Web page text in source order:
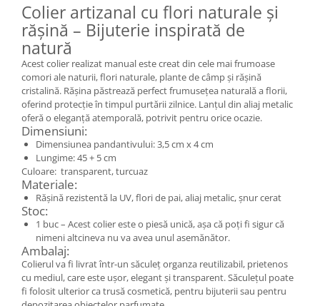
Accesorii păr
Bijuterii din Floarea de colț
Colier / Pandantiv
Cercei
Suport bijuterii
Bijuterii cu cristale naturale
Colier / Pandantiv
Cercei
Brățară
Set bijuterii
Bijuterii din lemn
Colier / Pandantiv
Cercei
Set bijuterii
Brățară
Bijuterii fără metal
Colier artizanal cu flori naturale și
rășină – Bijuterie inspirată de
natură
Acest colier realizat manual este creat din cele mai frumoase
comori ale naturii, flori naturale, plante de câmp și rășină
cristalină. Rășina păstrează perfect frumusețea naturală a florii,
oferind protecție în timpul purtării zilnice. Lanțul din aliaj metalic
oferă o eleganță atemporală, potrivit pentru orice ocazie.
Dimensiuni:
Dimensiunea pandantivului: 3,5 cm x 4 cm
Lungime: 45 + 5 cm
Culoare: transparent, turcuaz
Materiale:
Rășină rezistentă la UV, flori de pai, aliaj metalic, șnur cerat
Stoc:
1 buc – Acest colier este o piesă unică, așa că poți fi sigur că
nimeni altcineva nu va avea unul asemănător.
Ambalaj:
Colierul va fi livrat într-un săculeț organza reutilizabil, prietenos
cu mediul, care este ușor, elegant și transparent. Săculețul poate
fi folosit ulterior ca trusă cosmetică, pentru bijuterii sau pentru